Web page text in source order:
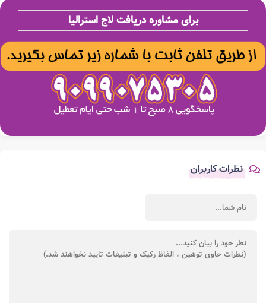
برای مشاوره دریافت لاج استرالیا
نظرات کاربران